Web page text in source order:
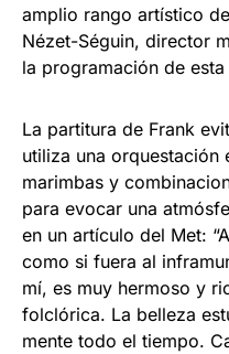
amplio rango artístico
Nézet-Séguin, director
la programación de
La partitura de Frank
utiliza una orquestación
marimbas y
para evocar una
en un artículo del Met:
como si fuera al
mí, es muy hermoso y
folclórica. La belleza
mente todo el tiempo.